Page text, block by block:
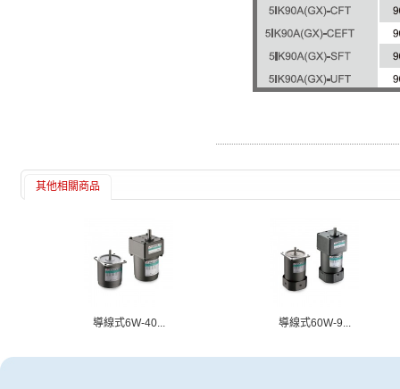
其他相關商品
導線式6W-40... 導線式60W-9...